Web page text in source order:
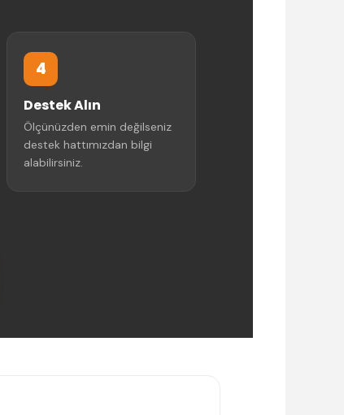
4
Destek Alın
Ölçünüzden emin değilseniz
destek hattımızdan bilgi
alabilirsiniz.